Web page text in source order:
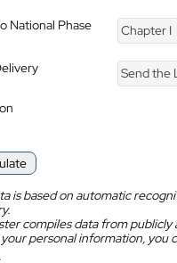
National Phase
Chapter I
Send the
is based on automatic
compiles data from publicly
personal information, you